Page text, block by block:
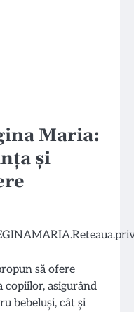
Maria:
și
să ofere
asigurând
bebeluși, cât și